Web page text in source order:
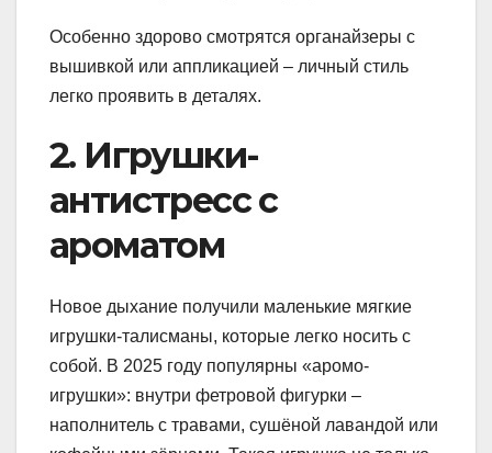
Особенно здорово смотрятся органайзеры с
вышивкой или аппликацией – личный стиль
легко проявить в деталях.
2. Игрушки-
антистресс с
ароматом
Новое дыхание получили маленькие мягкие
игрушки-талисманы, которые легко носить с
собой. В 2025 году популярны «аромо-
игрушки»: внутри фетровой фигурки –
наполнитель с травами, сушёной лавандой или